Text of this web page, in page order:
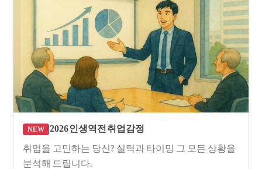
NEW 2026 인생역전 취업감정
취업을 고민하는 당신? 실력과 타이밍 그 모든 상황을
분석해 드립니다.